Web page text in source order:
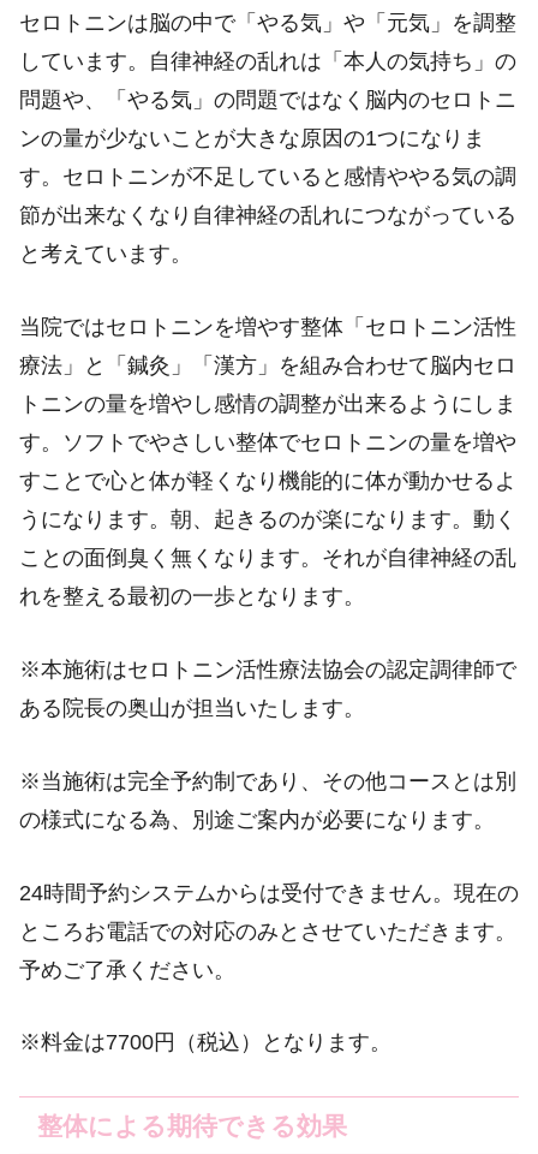
セロトニンは脳の中で「やる気」や「元気」を調整
しています。自律神経の乱れは「本人の気持ち」の
問題や、「やる気」の問題ではなく脳内のセロトニ
ンの量が少ないことが大きな原因の1つになりま
す。セロトニンが不足していると感情ややる気の調
節が出来なくなり自律神経の乱れにつながっている
と考えています。
当院ではセロトニンを増やす整体「セロトニン活性
療法」と「鍼灸」「漢方」を組み合わせて脳内セロ
トニンの量を増やし感情の調整が出来るようにしま
す。ソフトでやさしい整体でセロトニンの量を増や
すことで心と体が軽くなり機能的に体が動かせるよ
うになります。朝、起きるのが楽になります。動く
ことの面倒臭く無くなります。それが自律神経の乱
れを整える最初の一歩となります。
※本施術はセロトニン活性療法協会の認定調律師で
ある院長の奥山が担当いたします。
※当施術は完全予約制であり、その他コースとは別
の様式になる為、別途ご案内が必要になります。
24時間予約システムからは受付できません。現在の
ところお電話での対応のみとさせていただきます。
予めご了承ください。
※料金は7700円（税込）となります。
整体による期待できる効果